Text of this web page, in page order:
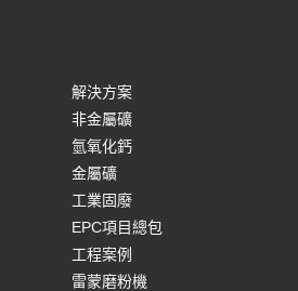
解決方案
非金屬礦
氫氧化鈣
金屬礦
工業固廢
EPC項目總包
工程案例
雷蒙磨粉機